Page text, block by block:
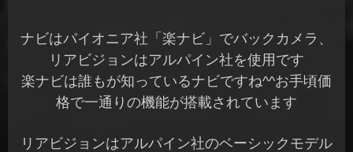
ナビはパイオニア社「楽ナビ」でバックカメラ、
リアビジョンはアルパイン社を使用です
楽ナビは誰もが知っているナビですね^^お手頃価
格で一通りの機能が搭載されています
リアビジョンはアルパイン社のベーシックモデル